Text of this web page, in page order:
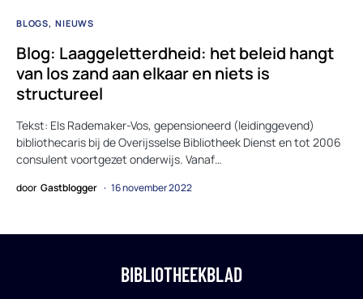
BLOGS NIEUWS
Blog: Laaggeletterdheid: het beleid hangt
van los zand aan elkaar en niets is
structureel
Tekst: Els Rademaker-Vos, gepensioneerd (leidinggevend)
bibliothecaris bij de Overijsselse Bibliotheek Dienst en tot 2006
consulent voortgezet onderwijs. Vanaf…
door Gastblogger 16 november 2022
BIBLIOTHEEKBLAD